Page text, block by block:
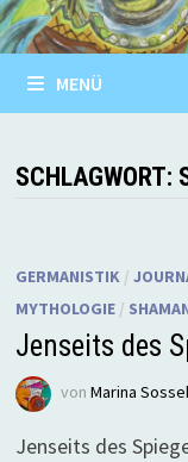
MENÜ
SCHLAGWORT:
GERMANISTIK/
MYTHOLOGIE/
Jenseits des
von Marina
Jenseits des